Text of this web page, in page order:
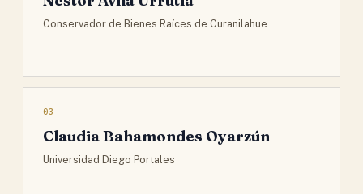
Conservador de Bienes Raíces de Curanilahue
03
Claudia Bahamondes Oyarzún
Universidad Diego Portales